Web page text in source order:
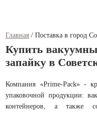
Главная /Поставка в город
Купить
запайку в
Компания «Prime-Pack» -
упаковочной продукции:
контейнеров, а также